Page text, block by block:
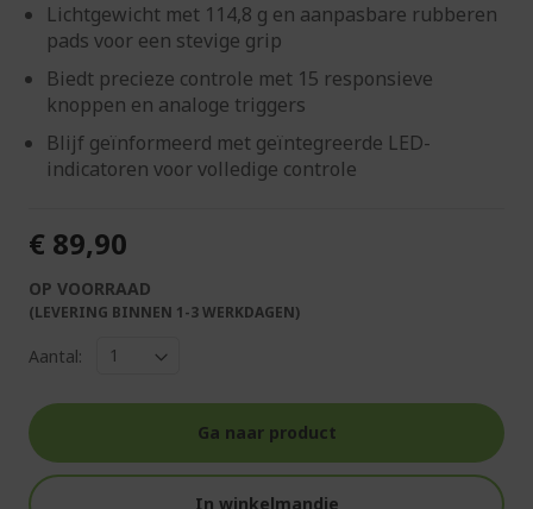
Lichtgewicht met 114,8 g en aanpasbare rubberen
pads voor een stevige grip
Biedt precieze controle met 15 responsieve
knoppen en analoge triggers
Blijf geïnformeerd met geïntegreerde LED-
indicatoren voor volledige controle
€ 89,90
OP VOORRAAD
(LEVERING BINNEN 1-3 WERKDAGEN)
Aantal:
Ga naar product
In winkelmandje